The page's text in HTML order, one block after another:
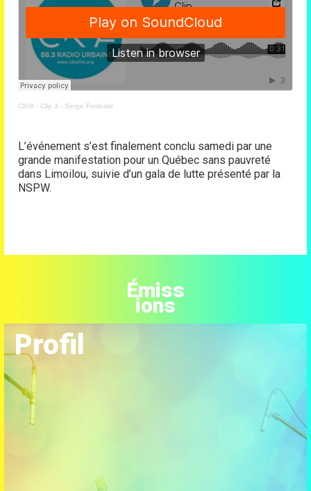
CKIA · Clip 3 - Serge Petitclair
L’événement s’est finalement conclu samedi par une
grande manifestation pour un Québec sans pauvreté
dans Limoilou, suivie d’un gala de lutte présenté par la
NSPW.
Émiss
ions
Profil